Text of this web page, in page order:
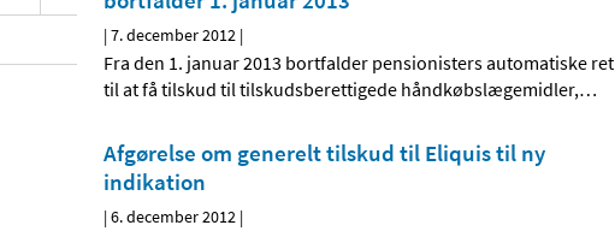
|7. december 2012 |
Fra den 1. januar 2013 bortfalder pensionisters automatiske ret
til at få tilskud til tilskudsberettigede håndkøbslægemidler,…
Afgørelse om generelt tilskud til Eliquis til ny
indikation
|6. december 2012 |